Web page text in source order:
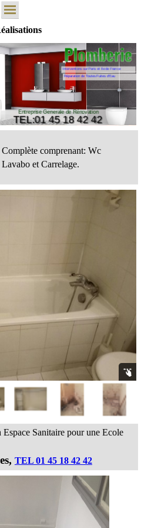
Interventions sur Paris et Ile de France
Réparation de Toutes Fuites d’Eau
Entreprise Generale de Rénovation
TEL:01 45 18 42 42
comprenant: Wc
et Carrelage.
Espace Sanitairepour une Ecole
TEL 01 45 18 42 42